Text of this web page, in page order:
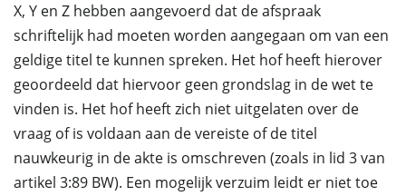
X, Y en Z hebben aangevoerd dat de afspraak
schriftelijk had moeten worden aangegaan om van een
geldige titel te kunnen spreken. Het hof heeft hierover
geoordeeld dat hiervoor geen grondslag in de wet te
vinden is. Het hof heeft zich niet uitgelaten over de
vraag of is voldaan aan de vereiste of de titel
nauwkeurig in de akte is omschreven (zoals in lid 3 van
artikel 3:89 BW). Een mogelijk verzuim leidt er niet toe